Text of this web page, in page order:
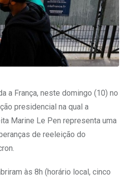
a França, neste domingo (10) no
presidencial na qual a
Marine Le Pen representa uma
de reeleição do
às 8h (horário local, cinco